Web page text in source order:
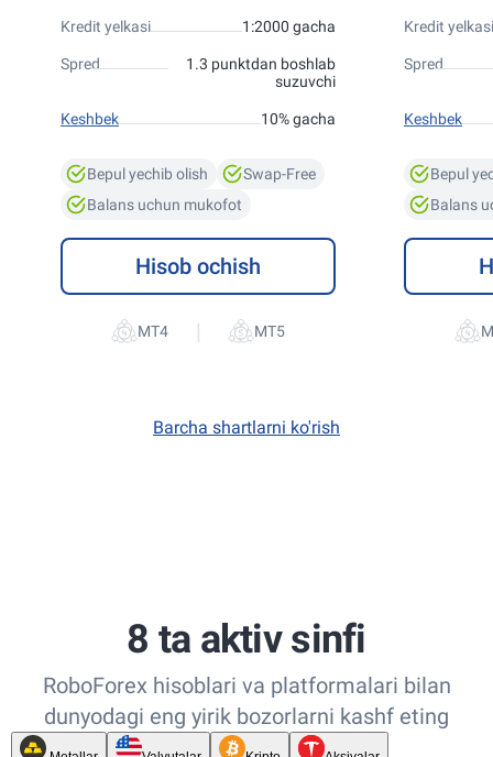
Kredit yelkasi 1:2000 gacha
Spred
1.3 punktdan boshlab
suzuvchi
Keshbek 10% gacha
Bepul yechib olish
Swap-Free
Balans uchun mukofot
Hisob ochish
|
Kredit yelkasi
Spred
Keshbek
Bepul
Balans
Barcha shartlarni ko'rish
8 ta aktiv sinfi
RoboForex hisoblari va platformalari bilan
dunyodagi eng yirik bozorlarni kashf eting